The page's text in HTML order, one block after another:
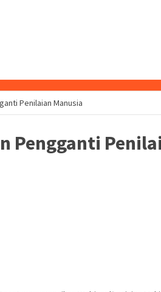
Penilaian Manusia
Pengganti